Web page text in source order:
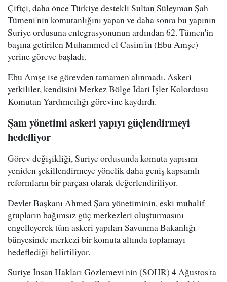
Çiftçi, daha önce Türkiye destekli Sultan Süleyman Şah
Tümeni'nin komutanlığını yapan ve daha sonra bu yapının
Suriye ordusuna entegrasyonunun ardından 62. Tümen'in
başına getirilen Muhammed el Casim'in (Ebu Amşe)
yerine göreve başladı.
Ebu Amşe ise görevden tamamen alınmadı. Askeri
yetkililer, kendisini Merkez Bölge İdari İşler Kolordusu
Komutan Yardımcılığı görevine kaydırdı.
Şam yönetimi askeri yapıyı güçlendirmeyi
hedefliyor
Görev değişikliği, Suriye ordusunda komuta yapısını
yeniden şekillendirmeye yönelik daha geniş kapsamlı
reformların bir parçası olarak değerlendiriliyor.
Devlet Başkanı Ahmed Şara yönetiminin, eski muhalif
grupların bağımsız güç merkezleri oluşturmasını
engelleyerek tüm askeri yapıları Savunma Bakanlığı
bünyesinde merkezi bir komuta altında toplamayı
hedeflediği belirtiliyor.
Suriye İnsan Hakları Gözlemevi'nin (SOHR) 4 Ağustos'ta